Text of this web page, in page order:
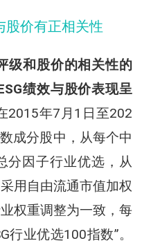
股价有正相关性
级和股价的相关性的
绩效与股价表现呈
2015年7月1日至202
成分股中，从每个中
分因子行业优选，从
用自由流通市值加权
权重调整为一致，每
行业优选100指数”。